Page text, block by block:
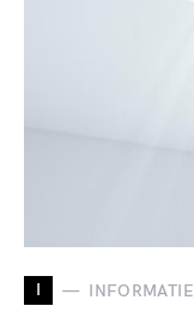
I INFORMATIE